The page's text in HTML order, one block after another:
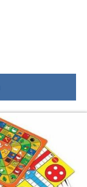
25 de noviembre,